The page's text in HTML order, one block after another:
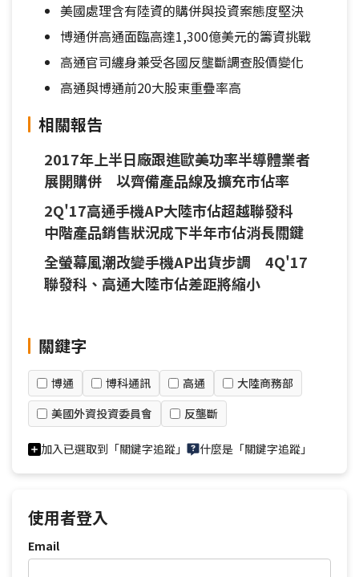
美國處理含有陸資的購併與投資案態度堅決
博通併高通面臨高達1,300億美元的籌資挑戰
高通官司纏身兼受各國反壟斷調查股價變化
高通與博通前20大股東重疊率高
相關報告
2017年上半日廠跟進歐美功率半導體業者
展開購併 以齊備產品線及擴充市佔率
2Q'17高通手機AP大陸市佔超越聯發科
中階產品銷售狀況成下半年市佔消長關鍵
全螢幕風潮改變手機AP出貨步調 4Q'17
聯發科、高通大陸市佔差距將縮小
關鍵字
博通 博科通訊 高通
大陸商務部
美國外資投資委員會
反壟斷
加入已選取到「關鍵字追蹤」 什麼是「關鍵字追蹤」
使用者登入
Email